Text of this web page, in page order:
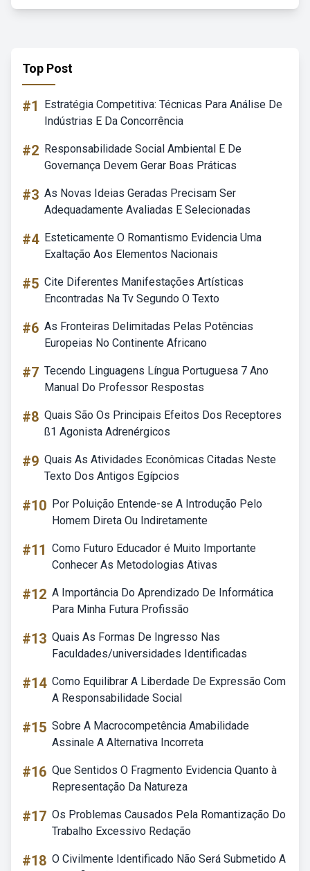
Top Post
#1
Estratégia Competitiva: Técnicas Para Análise De
Indústrias E Da Concorrência
#2 Responsabilidade Social Ambiental E De
Governança Devem Gerar Boas Práticas
#3 As Novas Ideias Geradas Precisam Ser
Adequadamente Avaliadas E Selecionadas
#4 Esteticamente O Romantismo Evidencia Uma
Exaltação Aos Elementos Nacionais
#5 Cite Diferentes Manifestações Artísticas
Encontradas Na Tv Segundo O Texto
#6 As Fronteiras Delimitadas Pelas Potências
Europeias No Continente Africano
#7 Tecendo Linguagens Língua Portuguesa 7 Ano
Manual Do Professor Respostas
#8 Quais São Os Principais Efeitos Dos Receptores
ß1 Agonista Adrenérgicos
#9 Quais As Atividades Econômicas Citadas Neste
Texto Dos Antigos Egípcios
#10 Por Poluição Entende-se A Introdução Pelo
Homem Direta Ou Indiretamente
#11 Como Futuro Educador é Muito Importante
Conhecer As Metodologias Ativas
#12 A Importância Do Aprendizado De Informática
Para Minha Futura Profissão
#13 Quais As Formas De Ingresso Nas
Faculdades/universidades Identificadas
#14 Como Equilibrar A Liberdade De Expressão Com
A Responsabilidade Social
#15 Sobre A Macrocompetência Amabilidade
Assinale A Alternativa Incorreta
#16 Que Sentidos O Fragmento Evidencia Quanto à
Representação Da Natureza
#17 Os Problemas Causados Pela Romantização Do
Trabalho Excessivo Redação
#18 O Civilmente Identificado Não Será Submetido A